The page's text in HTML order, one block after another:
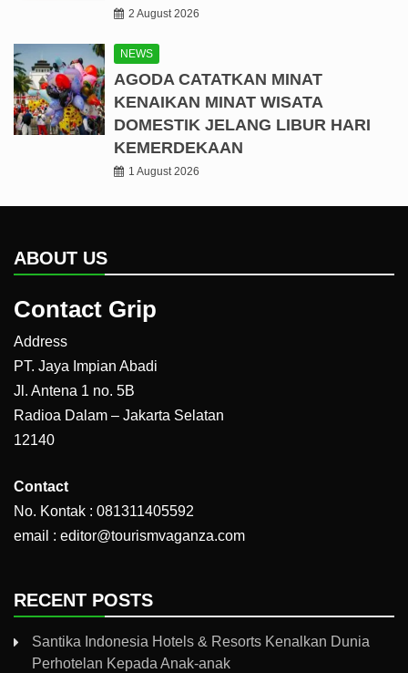
2 August 2026
NEWS
AGODA CATATKAN MINAT
KENAIKAN MINAT WISATA
DOMESTIK JELANG LIBUR HARI
KEMERDEKAAN
1 August 2026
ABOUT US
Contact Grip
Address
PT. Jaya Impian Abadi
Jl. Antena 1 no. 5B
Radioa Dalam – Jakarta Selatan
12140
Contact
No. Kontak : 081311405592
email : editor@tourismvaganza.com
RECENT POSTS
Santika Indonesia Hotels & Resorts Kenalkan Dunia
Perhotelan Kepada Anak-anak